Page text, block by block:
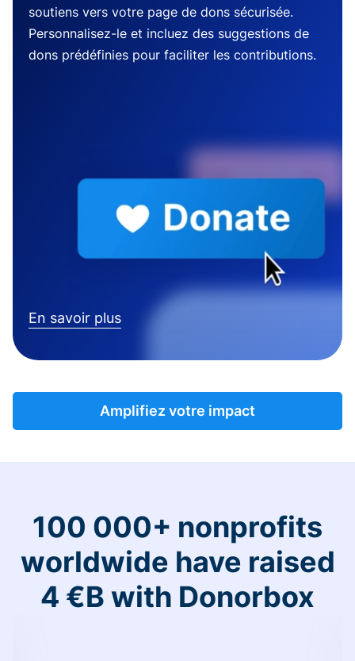
soutiens vers votre page de dons sécurisée.
Personnalisez-le et incluez des suggestions de
dons prédéfinies pour faciliter les contributions.
En savoir plus
Amplifiez votre impact
100 000+ nonprofits
worldwide have raised
4 €B with Donorbox